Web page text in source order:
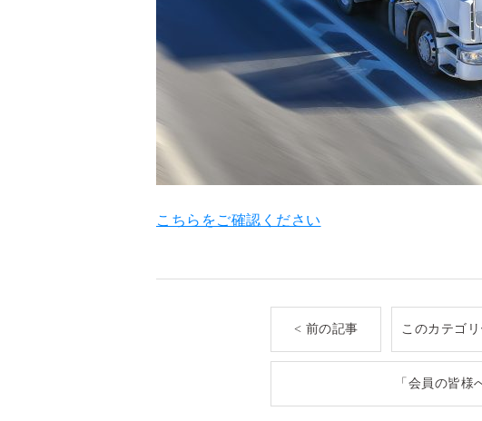
こちらをご確認ください
< 前の記事 このカテゴ
「会員の皆様